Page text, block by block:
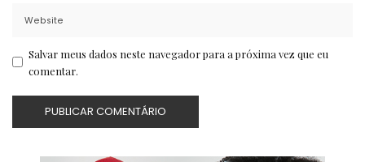
Salvar meus dados neste navegador para a próxima vez que eu
comentar.